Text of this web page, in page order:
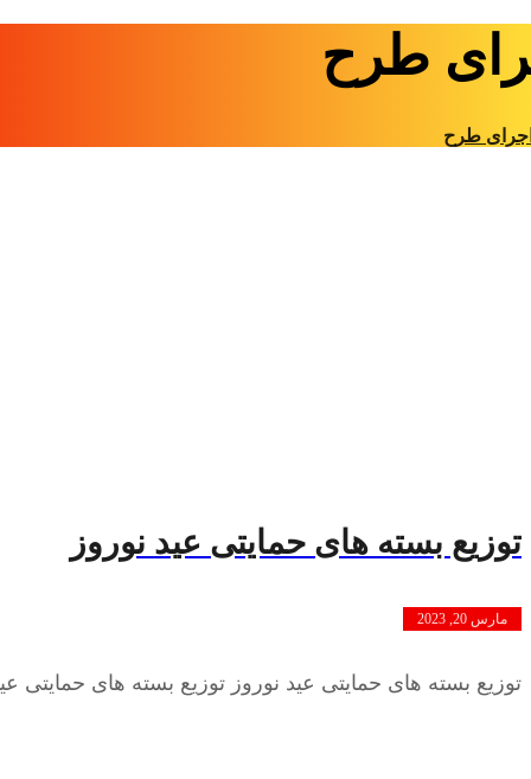
طرح
طرح
توزیع بسته های حمایتی عید نوروز
مارس 20, 2023
توزیع بسته های حمایتی عید نوروز توزیع بسته های